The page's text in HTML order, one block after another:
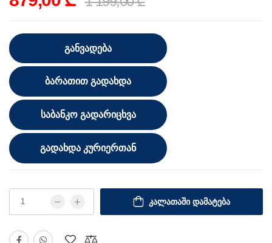
ᲒᲐᲜᲕᲐᲓᲔᲑᲐ
ᲑᲐᲠᲐᲗᲘᲗ ᲒᲐᲓᲐᲮᲓᲐ
ᲡᲐᲑᲐᲜᲙᲝ ᲒᲐᲓᲐᲠᲘᲪᲮᲕᲐ
ᲒᲐᲓᲐᲮᲓᲐ ᲙᲣᲠᲘᲔᲠᲗᲐᲜ
ᲙᲐᲚᲐᲗᲐᲨᲘ ᲓᲐᲛᲐᲢᲔᲑᲐ